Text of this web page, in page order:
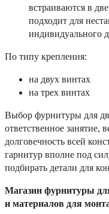
встраиваются в
подходит для
индивидуального
По типу крепления:
на двух винтах
на трех винтах
Выбор фурнитуры для
ответственное занятие,
долговечность всей
гарнитур вполне под
подбирать детали для
Магазин фурнитуры
и материалов для